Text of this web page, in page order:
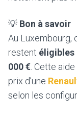
💡 Bon à savoir
Au Luxembourg,
restent éligibles
000 € . Cette
prix d’une
selon les